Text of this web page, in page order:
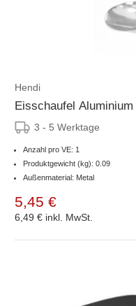
Hendi
3 - 5 Werktage
Anzahl pro VE: 1
Produktgewicht (kg): 0.09
Außenmaterial: Metal
5,45 €
6,49 € inkl. MwSt.